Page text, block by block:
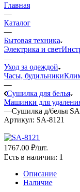
Главная
—
Каталог
—
Бытовая техника
Электрика и свет
—
Уход за одеждой
Часы, будильники
—
Сушилка для белья
Машинки для
—Сушилка д/белья
Артикул: SA-8121
1767.00 ₽/шт.
Есть в наличии: 1
Описание
Наличие